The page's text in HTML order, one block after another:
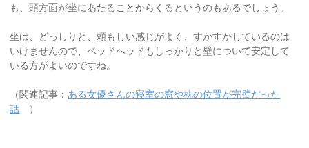
も、頭方面が坐にあたることからくるというのもあるでしょう。
坐は、どっしりと、頼もしい感じがよく、すかすかしているのは
いけませんので、ベッドヘッドもしっかりと壁について安定して
いる方がよいのですね。
（関連記事： ある女優さんの寝室の窓や枕の位置が完璧だった
話 ）